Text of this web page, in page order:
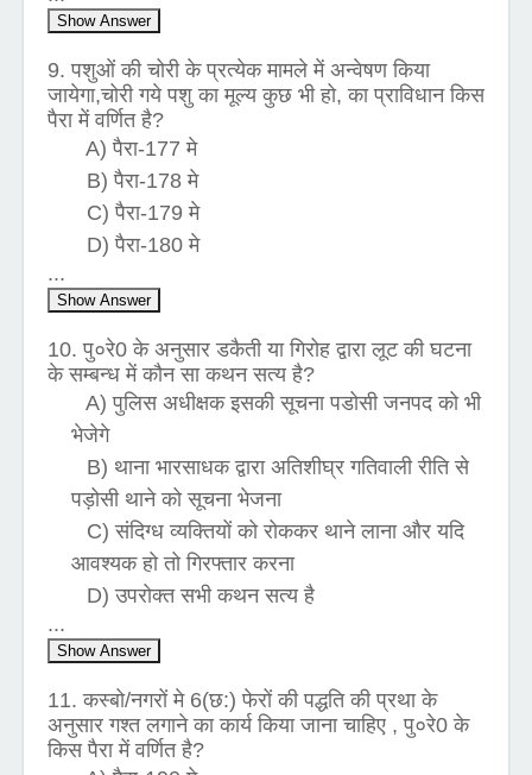
Show Answer
9. पशुओं की चोरी के प्रत्येक मामले में अन्वेषण किया
जायेगा,चोरी गये पशु का मूल्य कुछ भी हो, का प्राविधान किस
पैरा में वर्णित है?
A) पैरा-177 मे
B) पैरा-178 मे
C) पैरा-179 मे
D) पैरा-180 मे
...
Show Answer
10. पु०रे0 के अनुसार डकैती या गिरोह द्वारा लूट की घटना
के सम्बन्ध में कौन सा कथन सत्य है?
A) पुलिस अधीक्षक इसकी सूचना पडोसी जनपद को भी
भेजेगे
B) थाना भारसाधक द्वारा अतिशीघ्र गतिवाली रीति से
पड़ोसी थाने को सूचना भेजना
C) संदिग्ध व्यक्तियों को रोककर थाने लाना और यदि
आवश्यक हो तो गिरफ्तार करना
D) उपरोक्त सभी कथन सत्य है
...
Show Answer
11. कस्बो/नगरों मे 6(छ:) फेरों की पद्धति की प्रथा के
अनुसार गश्त लगाने का कार्य किया जाना चाहिए , पु०रे0 के
किस पैरा में वर्णित है?